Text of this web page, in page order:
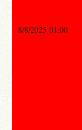
8/8/2025 01:00